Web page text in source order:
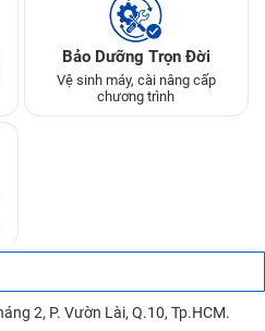
Bảo Dưỡng Trọn Đời
Vệ sinh máy, cài nâng cấp
chương trình
2, P. Vườn Lài, Q.10, Tp.HCM.